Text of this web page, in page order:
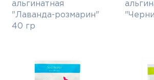
альгинатная
"Лаванда-розмарин"
40 гр